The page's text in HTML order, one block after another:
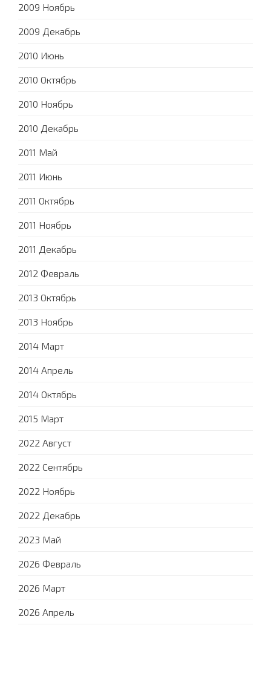
2009 Ноябрь
2009 Декабрь
2010 Июнь
2010 Октябрь
2010 Ноябрь
2010 Декабрь
2011 Май
2011 Июнь
2011 Октябрь
2011 Ноябрь
2011 Декабрь
2012 Февраль
2013 Октябрь
2013 Ноябрь
2014 Март
2014 Апрель
2014 Октябрь
2015 Март
2022 Август
2022 Сентябрь
2022 Ноябрь
2022 Декабрь
2023 Май
2026 Февраль
2026 Март
2026 Апрель